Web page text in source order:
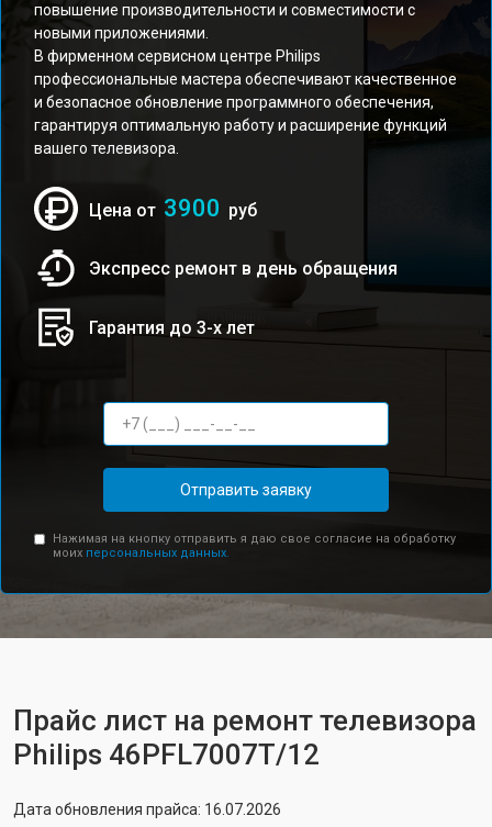
повышение производительности и совместимости с
новыми приложениями.
В фирменном сервисном центре Philips
профессиональные мастера обеспечивают качественное
и безопасное обновление программного обеспечения,
гарантируя оптимальную работу и расширение функций
вашего телевизора.
Цена от 3900 руб
Экспресс ремонт в день обращения
Гарантия до 3-х лет
Отправить заявку
Нажимая на кнопку отправить я даю свое согласие на обработку
моих персональных данных.
Прайс лист на ремонт телевизора
Philips 46PFL7007T/12
Дата обновления прайса: 16.07.2026